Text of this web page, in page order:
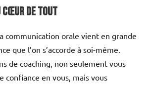
cœur de tout
communication orale vient en grande
que l’on s’accorde à soi-même.
de coaching, non seulement vous
confiance en vous, mais vous